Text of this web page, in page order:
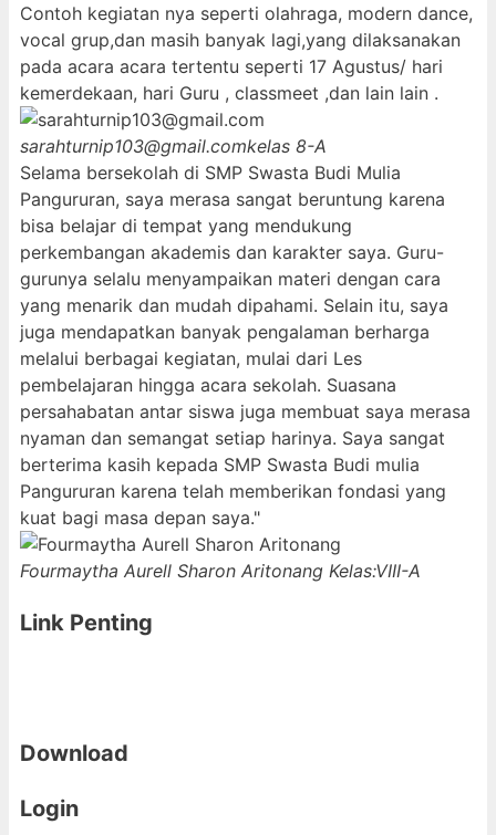
Contoh kegiatan nya seperti olahraga, modern dance,
vocal grup,dan masih banyak lagi,yang dilaksanakan
pada acara acara tertentu seperti 17 Agustus/ hari
kemerdekaan, hari Guru , classmeet ,dan lain lain .
sarahturnip103@gmail.comkelas 8-A
Selama bersekolah di SMP Swasta Budi Mulia
Pangururan, saya merasa sangat beruntung karena
bisa belajar di tempat yang mendukung
perkembangan akademis dan karakter saya. Guru-
gurunya selalu menyampaikan materi dengan cara
yang menarik dan mudah dipahami. Selain itu, saya
juga mendapatkan banyak pengalaman berharga
melalui berbagai kegiatan, mulai dari Les
pembelajaran hingga acara sekolah. Suasana
persahabatan antar siswa juga membuat saya merasa
nyaman dan semangat setiap harinya. Saya sangat
berterima kasih kepada SMP Swasta Budi mulia
Pangururan karena telah memberikan fondasi yang
kuat bagi masa depan saya."
Fourmaytha Aurell Sharon Aritonang Kelas:VIII-A
Link Penting
Download
Login